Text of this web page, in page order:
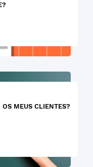
MEUS CLIENTES?